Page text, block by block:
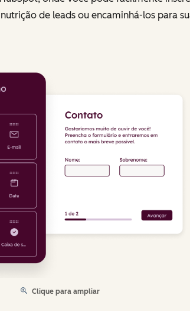
de leads ou encaminhá-los para
Clique para ampliar